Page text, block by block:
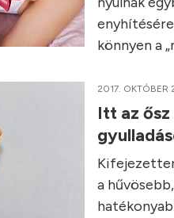
könnyen a
2017. OKTÓBER
Itt az
a